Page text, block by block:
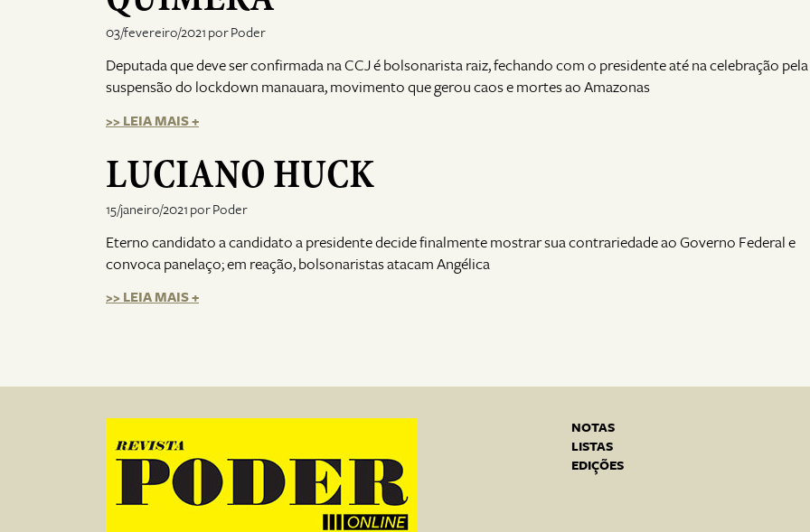
03/fevereiro/2021 por Poder
Deputada que deve ser confirmada na CCJ é bolsonarista raiz, fechando com o presidente até na celebração pela
suspensão do lockdown manauara, movimento que gerou caos e mortes ao Amazonas
>> LEIA MAIS +
LUCIANO HUCK
15/janeiro/2021 por Poder
Eterno candidato a candidato a presidente decide finalmente mostrar sua contrariedade ao Governo Federal e
convoca panelaço; em reação, bolsonaristas atacam Angélica
>> LEIA MAIS +
NOTAS
LISTAS
EDIÇÕES